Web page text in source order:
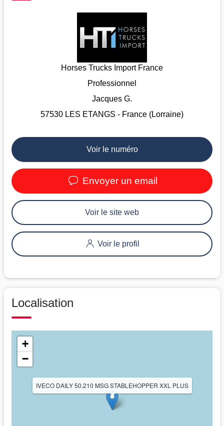
Horses Trucks Import France
Professionnel
Jacques G.
57530 LES ETANGS - France (Lorraine)
Voir le numéro
Envoyer un email
Voir le site web
Voir le profil
Localisation
IVECO DAILY 50.210 MSG STABLEHOPPER XXL PLUS
+
−